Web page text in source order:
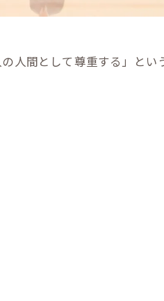
人間として尊重する」とい